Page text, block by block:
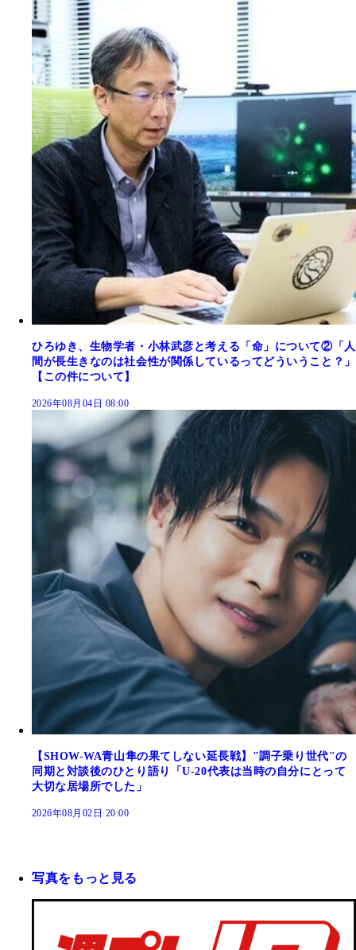
ひろゆき、生物学者・小林武彦と考える「命」について②「人
間が長生きなのは社会性が関係しているってどういうこと？」
【この件について】
2026年08月04日 08:00
【SHOW-WA青山隼の果てしない延長戦】"調子乗り世代"の
同期と対談後のひとり語り「U-20代表は当時の自分にとって
大切な居場所でした」
2026年08月02日 20:00
写真をもっと見る